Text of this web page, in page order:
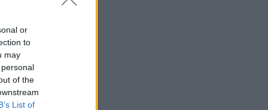
or
to
may
of the
List of